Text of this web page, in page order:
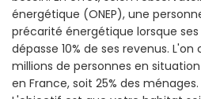
énergétique (ONEP), une
précarité énergétique lorsque
dépasse 10% de ses revenus.
millions de personnes en
en France, soit 25% des ménages.